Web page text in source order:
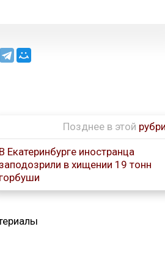
Позднее в этой
В Екатеринбурге иностранца
заподозрили в хищении 19 тонн
горбуши